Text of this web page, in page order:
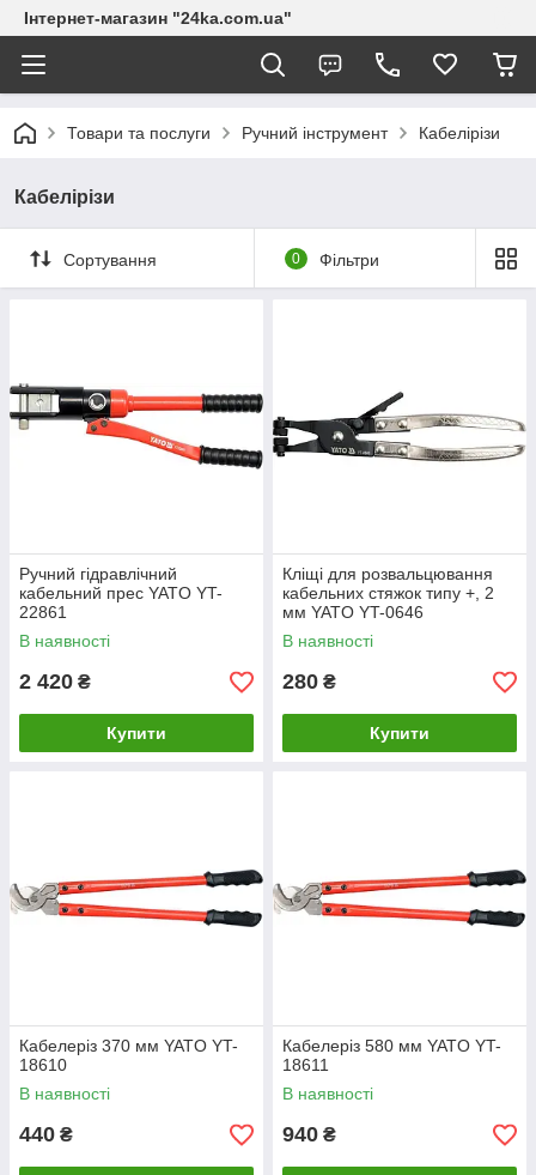
Інтернет-магазин "24ka.com.ua"
Товари та послуги Ручний інструмент Кабелірізи
Кабелірізи
Сортування 0 Фільтри
Ручний гідравлічний
кабельний прес YATO YT-
22861
В наявності
2 420 ₴
Купити
Кліщі для розвальцювання
кабельних стяжок типу +, 2
мм YATO YT-0646
В наявності
280 ₴
Купити
Кабелеріз 370 мм YATO YT-
18610
В наявності
440 ₴
Кабелеріз 580 мм YATO YT-
18611
В наявності
940 ₴